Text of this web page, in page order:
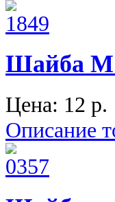
Шайба
Цена: 12 p.
Описание